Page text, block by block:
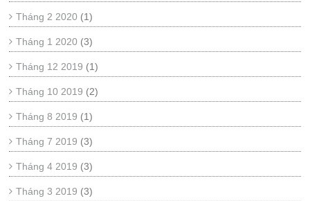
Tháng 2 2020 (1)
Tháng 1 2020 (3)
Tháng 12 2019 (1)
Tháng 10 2019 (2)
Tháng 8 2019 (1)
Tháng 7 2019 (3)
Tháng 4 2019 (3)
Tháng 3 2019 (3)